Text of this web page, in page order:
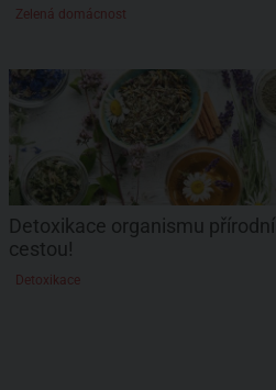
Zelená domácnost
Detoxikace organismu přírodní
cestou!
Detoxikace